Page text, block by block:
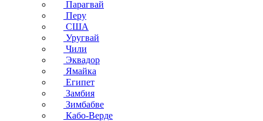
Парагвай
Перу
США
Уругвай
Чили
Эквадор
Ямайка
Египет
Замбия
Зимбабве
Кабо-Верде